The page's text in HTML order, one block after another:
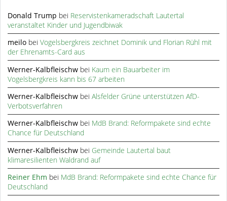
Donald Trump bei Reservistenkameradschaft Lautertal
veranstaltet Kinder und Jugendbiwak
meilo beiVogelsbergkreis zeichnet Dominik und Florian Rühl mit
der Ehrenamts-Card aus
Werner-Kalbfleischw bei Kaum ein Bauarbeiter im
Vogelsbergkreis kann bis 67 arbeiten
Werner-Kalbfleischw beiAlsfelder Grüne unterstützen AfD-
Verbotsverfahren
Werner-Kalbfleischw bei MdB Brand: Reformpakete sind echte
Chance für Deutschland
Werner-Kalbfleischw bei Gemeinde Lautertal baut
klimaresilienten Waldrand auf
Reiner Ehm bei MdB Brand: Reformpakete sind echte Chance für
Deutschland